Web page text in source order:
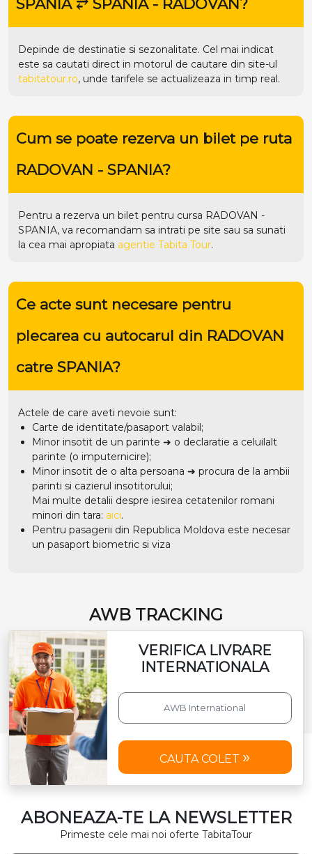
SPANIA ⥂ SPANIA - RADOVAN?
Depinde de destinatie si sezonalitate. Cel mai indicat
este sa cautati direct in motorul de cautare din site-ul
tabitatour.ro, unde tarifele se actualizeaza in timp real.
Cum se poate rezerva un bilet pe ruta
RADOVAN - SPANIA?
Pentru a rezerva un bilet pentru cursa RADOVAN -
SPANIA, va recomandam sa intrati pe site sau sa sunati
la cea mai apropiata agentie Tabita Tour.
Ce acte sunt necesare pentru
plecarea cu autocarul din RADOVAN
catre SPANIA?
Actele de care aveti nevoie sunt:
Carte de identitate/pasaport valabil;
Minor insotit de un parinte ➜ o declaratie a celuilalt
parinte (o imputernicire);
Minor insotit de o alta persoana ➜ procura de la ambii
parinti si cazierul insotitorului;
Mai multe detalii despre iesirea cetatenilor romani
minori din tara: aici.
Pentru pasagerii din Republica Moldova este necesar
un pasaport biometric si viza
AWB TRACKING
VERIFICA LIVRARE
INTERNATIONALA
CAUTA COLET
ABONEAZA-TE LA NEWSLETTER
Primeste cele mai noi oferte TabitaTour